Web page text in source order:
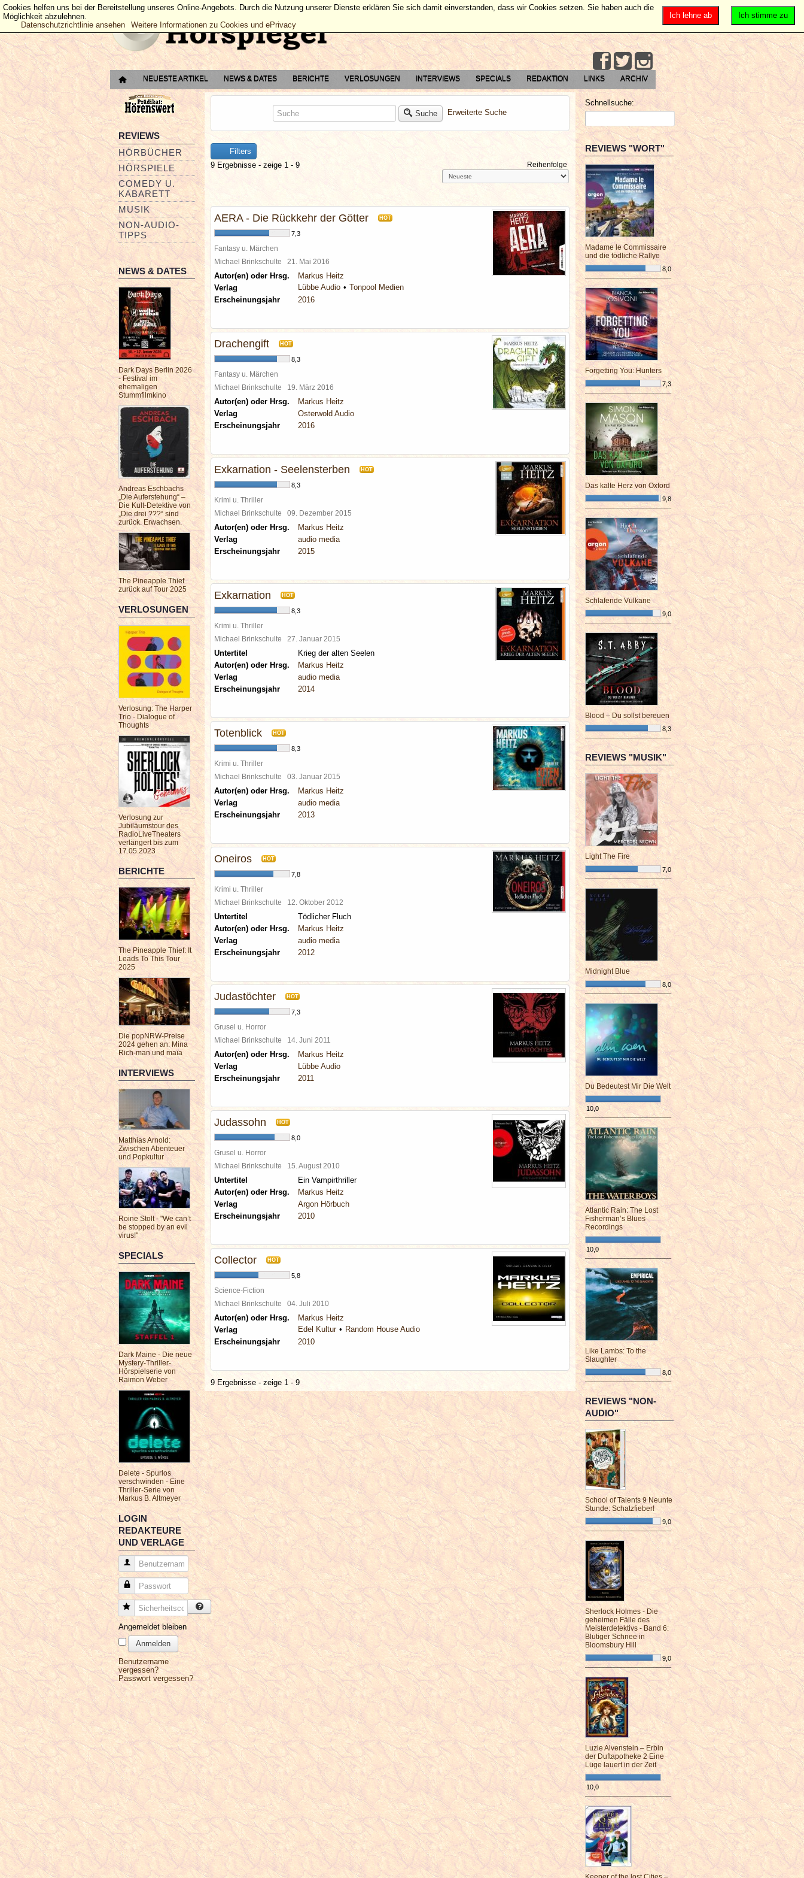
NEUESTE ARTIKEL NEWS & DATES BERICHTE VERLOSUNGEN INTERVIEWS SPECIALS REDAKTION LINKS ARCHIV
REVIEWS
HÖRBÜCHER
HÖRSPIELE
COMEDY U.
KABARETT
MUSIK
NON-AUDIO-
TIPPS
NEWS & DATES
Dark Days Berlin 2026
- Festival im
ehemaligen
Stummfilmkino
Andreas Eschbachs
„Die Auferstehung“ –
Die Kult-Detektive von
„Die drei ???“ sind
zurück. Erwachsen.
The Pineapple Thief
zurück auf Tour 2025
VERLOSUNGEN
Verlosung: The Harper
Trio - Dialogue of
Thoughts
Verlosung zur
Jubiläumstour des
RadioLiveTheaters
verlängert bis zum
17.05.2023
BERICHTE
The Pineapple Thief: It
Leads To This Tour
2025
Die popNRW-Preise
2024 gehen an: Mina
Rich-man und maïa
INTERVIEWS
Matthias Arnold:
Zwischen Abenteuer
und Popkultur
Roine Stolt - "We can’t
be stopped by an evil
virus!"
SPECIALS
Dark Maine - Die neue
Mystery-Thriller-
Hörspielserie von
Raimon Weber
Delete - Spurlos
verschwinden - Eine
Thriller-Serie von
Markus B. Altmeyer
LOGIN
REDAKTEURE
UND VERLAGE
Benutzername
Passwort
Sicherheitscode
Angemeldet bleiben
Anmelden
Benutzername
vergessen?
Passwort vergessen?
Suche Erweiterte Suche
Filters
9 Ergebnisse - zeige 1 - 9
Reihenfolge
AERA - Die Rückkehr der Götter HOT
7,3
Fantasy u. Märchen
Michael Brinkschulte 21. Mai 2016
Autor(en) oder Hrsg.
Markus Heitz
Verlag
Lübbe Audio
Tonpool Medien
Erscheinungsjahr
2016
Drachengift HOT
8,3
Fantasy u. Märchen
Michael Brinkschulte 19. März 2016
Autor(en) oder Hrsg.
Markus Heitz
Verlag
Osterwold Audio
Erscheinungsjahr
2016
Exkarnation - Seelensterben HOT
8,3
Krimi u. Thriller
Michael Brinkschulte 09. Dezember 2015
Autor(en) oder Hrsg.
Markus Heitz
Verlag
audio media
Erscheinungsjahr
2015
Exkarnation HOT
8,3
Krimi u. Thriller
Michael Brinkschulte 27. Januar 2015
Untertitel
Krieg der alten Seelen
Autor(en) oder Hrsg.
Markus Heitz
Verlag
audio media
Erscheinungsjahr
2014
Totenblick HOT
8,3
Krimi u. Thriller
Michael Brinkschulte 03. Januar 2015
Autor(en) oder Hrsg.
Markus Heitz
Verlag
audio media
Erscheinungsjahr
2013
Oneiros HOT
7,8
Krimi u. Thriller
Michael Brinkschulte 12. Oktober 2012
Untertitel
Tödlicher Fluch
Autor(en) oder Hrsg.
Markus Heitz
Verlag
audio media
Erscheinungsjahr
2012
Judastöchter HOT
7,3
Grusel u. Horror
Michael Brinkschulte 14. Juni 2011
Autor(en) oder Hrsg.
Markus Heitz
Verlag
Lübbe Audio
Erscheinungsjahr
2011
Judassohn HOT
8,0
Grusel u. Horror
Michael Brinkschulte 15. August 2010
Untertitel
Ein Vampirthriller
Autor(en) oder Hrsg.
Markus Heitz
Verlag
Argon Hörbuch
Erscheinungsjahr
2010
Collector HOT
5,8
Science-Fiction
Michael Brinkschulte 04. Juli 2010
Autor(en) oder Hrsg.
Markus Heitz
Verlag
Edel Kultur
Random House Audio
Erscheinungsjahr
2010
9 Ergebnisse - zeige 1 - 9
Schnellsuche:
REVIEWS "WORT"
Madame le Commissaire
und die tödliche Rallye
8,0
¯¯¯¯¯¯¯¯¯¯¯¯¯¯¯¯¯¯¯¯¯¯¯¯
Forgetting You: Hunters
7,3
¯¯¯¯¯¯¯¯¯¯¯¯¯¯¯¯¯¯¯¯¯¯¯¯
Das kalte Herz von Oxford
9,8
¯¯¯¯¯¯¯¯¯¯¯¯¯¯¯¯¯¯¯¯¯¯¯¯
Schlafende Vulkane
9,0
¯¯¯¯¯¯¯¯¯¯¯¯¯¯¯¯¯¯¯¯¯¯¯¯
Blood – Du sollst bereuen
8,3
¯¯¯¯¯¯¯¯¯¯¯¯¯¯¯¯¯¯¯¯¯¯¯¯
REVIEWS "MUSIK"
Light The Fire
7,0
¯¯¯¯¯¯¯¯¯¯¯¯¯¯¯¯¯¯¯¯¯¯¯¯
Midnight Blue
8,0
¯¯¯¯¯¯¯¯¯¯¯¯¯¯¯¯¯¯¯¯¯¯¯¯
Du Bedeutest Mir Die Welt
10,0
¯¯¯¯¯¯¯¯¯¯¯¯¯¯¯¯¯¯¯¯¯¯¯¯
Atlantic Rain: The Lost
Fisherman’s Blues
Recordings
10,0
¯¯¯¯¯¯¯¯¯¯¯¯¯¯¯¯¯¯¯¯¯¯¯¯
Like Lambs: To the
Slaughter
8,0
¯¯¯¯¯¯¯¯¯¯¯¯¯¯¯¯¯¯¯¯¯¯¯¯
REVIEWS "NON-
AUDIO"
School of Talents 9 Neunte
Stunde: Schatzfieber!
9,0
¯¯¯¯¯¯¯¯¯¯¯¯¯¯¯¯¯¯¯¯¯¯¯¯
Sherlock Holmes - Die
geheimen Fälle des
Meisterdetektivs - Band 6:
Blutiger Schnee in
Bloomsbury Hill
9,0
¯¯¯¯¯¯¯¯¯¯¯¯¯¯¯¯¯¯¯¯¯¯¯¯
Luzie Alvenstein – Erbin
der Duftapotheke 2 Eine
Lüge lauert in der Zeit
10,0
¯¯¯¯¯¯¯¯¯¯¯¯¯¯¯¯¯¯¯¯¯¯¯¯
Ich stimme zu
Ich lehne ab
Cookies helfen uns bei der Bereitstellung unseres Online-Angebots. Durch die Nutzung unserer Dienste erklären Sie sich damit einverstanden, dass wir Cookies setzen. Sie haben auch die
Möglichkeit abzulehnen.
Datenschutzrichtlinie ansehen
Weitere Informationen zu Cookies und ePrivacy